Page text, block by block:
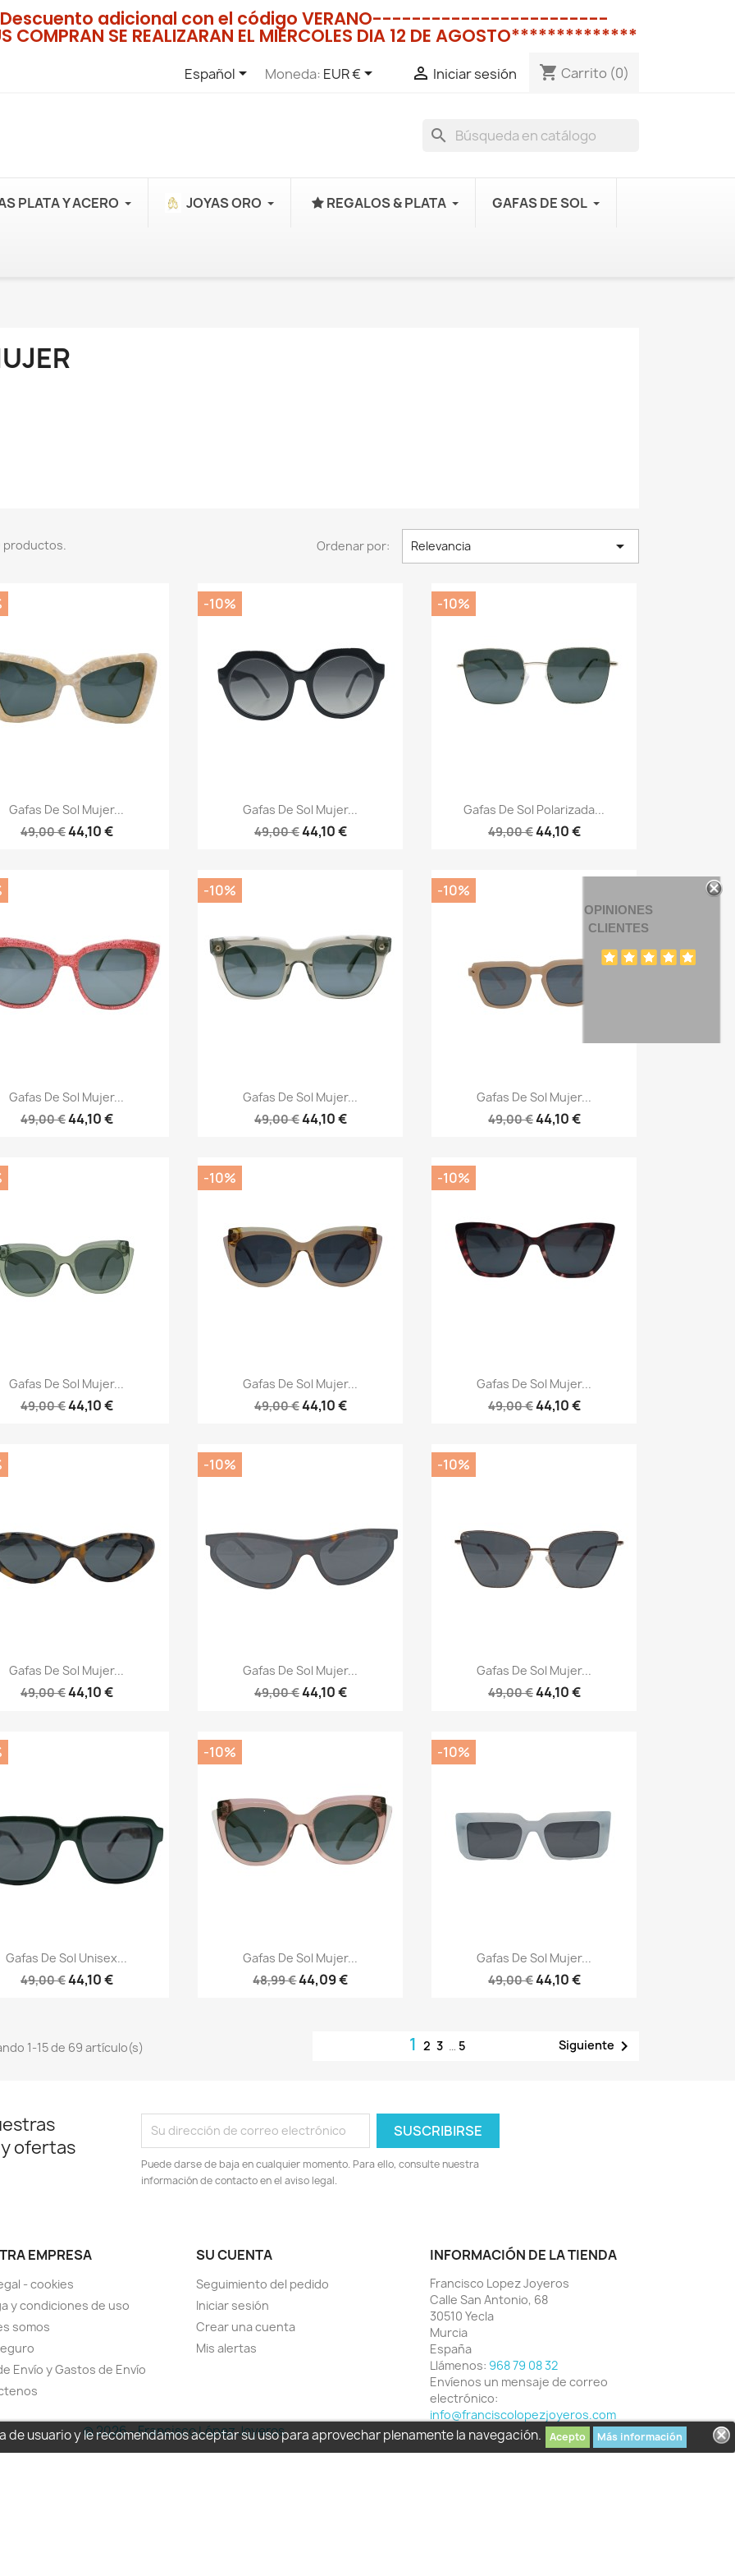
adicional con el código VERANO------------------------
SE REALIZARAN EL MIERCOLES DIA 12 DE AGOSTO**************
Español Moneda: EUR €  Iniciar sesión shopping_cart Carrito (0)
search
usuario y le recomendamos aceptar su uso para aprovechar plenamente la navegación. Acepto Más información
PLATA Y ACERO JOYAS ORO REGALOS & PLATA GAFAS DE SOL
productos. Ordenar por: Relevancia 
Vista rápida
Gafas De Sol Mujer...
49,00 €44,10 €
Vista rápida
Gafas De Sol Mujer...
49,00 €44,10 €
-10%
Vista rápida
Gafas De Sol Polarizada...
49,00 €44,10 €
-10%
Vista rápida
Gafas De Sol Mujer...
49,00 €44,10 €
Vista rápida
Gafas De Sol Mujer...
49,00 €44,10 €
-10%
Vista rápida
Gafas De Sol Mujer...
49,00 €44,10 €
-10%
Vista rápida
Gafas De Sol Mujer...
49,00 €44,10 €
Vista rápida
Gafas De Sol Mujer...
49,00 €44,10 €
-10%
Vista rápida
Gafas De Sol Mujer...
49,00 €44,10 €
-10%
Vista rápida
Gafas De Sol Mujer...
49,00 €44,10 €
Vista rápida
Gafas De Sol Mujer...
49,00 €44,10 €
-10%
Vista rápida
Gafas De Sol Mujer...
49,00 €44,10 €
-10%
 Vista rápida
Gafas De Sol Unisex...
49,00 €44,10 €
Vista rápida
Gafas De Sol Mujer...
48,99 €44,09 €
-10%
Vista rápida
Gafas De Sol Mujer...
49,00 €44,10 €
-10%
1-15 de 69 artículo(s) 1 2 3 … 5 Siguiente 
ofertas
Puede darse de baja en cualquier momento. Para ello, consulte nuestra
información de contacto en el aviso legal.
EMPRESA
- cookies
y condiciones de uso
somos
Envío y Gastos de Envío
SU CUENTA
Seguimiento del pedido
Iniciar sesión
Crear una cuenta
Mis alertas
INFORMACIÓN DE LA TIENDA
Francisco Lopez Joyeros
Calle San Antonio, 68
30510 Yecla
Murcia
España
Llámenos: 968 79 08 32
Envíenos un mensaje de correo
electrónico:
info@franciscolopezjoyeros.com
OPINIONES
CLIENTES
© 2026 - Francisco López Joyeros